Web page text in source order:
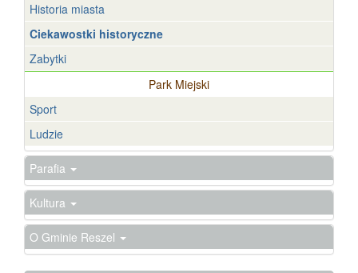
Historia miasta
Ciekawostki historyczne
Zabytki
Park Miejski
Sport
Ludzie
Parafia
Kultura
O Gminie Reszel